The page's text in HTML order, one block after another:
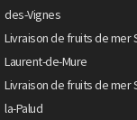
des-Vignes
Livraison de fruits de mer
Laurent-de-Mure
Livraison de fruits de mer
la-Palud